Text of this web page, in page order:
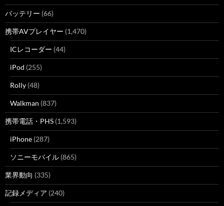
バッテリー (66)
携帯AVプレイヤー (1,470)
ICレコーダー (44)
iPod (255)
Rolly (48)
Walkman (837)
携帯電話・PHS (1,593)
iPhone (287)
ソニーモバイル (865)
業界動向 (335)
記録メディア (240)